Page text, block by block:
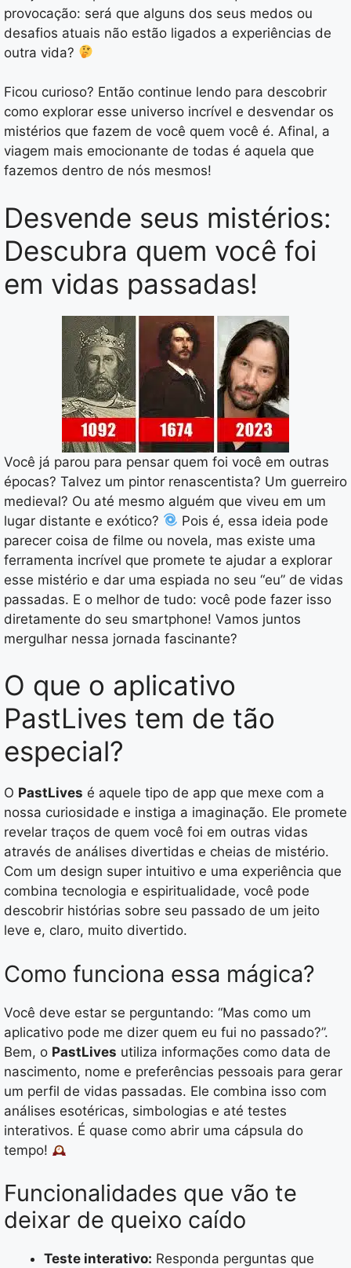
provocação: será que alguns dos seus medos ou
desafios atuais não estão ligados a experiências de
outra vida?
Ficou curioso? Então continue lendo para descobrir
como explorar esse universo incrível e desvendar os
mistérios que fazem de você quem você é. Afinal, a
viagem mais emocionante de todas é aquela que
fazemos dentro de nós mesmos!
Desvende seus mistérios:
Descubra quem você foi
em vidas passadas!
Você já parou para pensar quem foi você em outras
épocas? Talvez um pintor renascentista? Um guerreiro
medieval? Ou até mesmo alguém que viveu em um
lugar distante e exótico?
Pois é, essa ideia pode
parecer coisa de filme ou novela, mas existe uma
ferramenta incrível que promete te ajudar a explorar
esse mistério e dar uma espiada no seu “eu” de vidas
passadas. E o melhor de tudo: você pode fazer isso
diretamente do seu smartphone! Vamos juntos
mergulhar nessa jornada fascinante?
O que o aplicativo
PastLives tem de tão
especial?
O PastLives é aquele tipo de app que mexe com a
nossa curiosidade e instiga a imaginação. Ele promete
revelar traços de quem você foi em outras vidas
através de análises divertidas e cheias de mistério.
Com um design super intuitivo e uma experiência que
combina tecnologia e espiritualidade, você pode
descobrir histórias sobre seu passado de um jeito
leve e, claro, muito divertido.
Como funciona essa mágica?
Você deve estar se perguntando: “Mas como um
aplicativo pode me dizer quem eu fui no passado?”.
Bem, o PastLives utiliza informações como data de
nascimento, nome e preferências pessoais para gerar
um perfil de vidas passadas. Ele combina isso com
análises esotéricas, simbologias e até testes
interativos. É quase como abrir uma cápsula do
tempo!
Funcionalidades que vão te
deixar de queixo caído
Teste interativo: Responda perguntas que